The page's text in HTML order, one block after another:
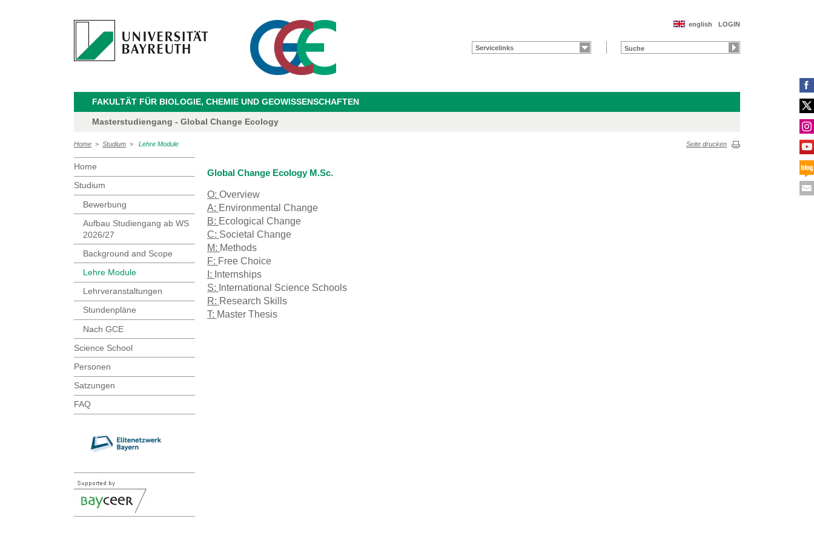
LOGIN
english
Servicelinks
FAKULTÄT FÜR BIOLOGIE, CHEMIE UND GEOWISSENSCHAFTEN
Masterstudiengang - Global Change Ecology
Home > Studium > Lehre Module Seite drucken
Home
Studium
Bewerbung
Aufbau Studiengang ab WS
2026/27
Background and Scope
Lehre Module
Lehrveranstaltungen
Stundenpläne
Nach GCE
Science School
Personen
Satzungen
FAQ
Global Change Ecology M.Sc.
O: Overview
A: Environmental Change
B: Ecological Change
C: Societal Change
M: Methods
F: Free Choice
I: Internships
S: International Science Schools
R: Research Skills
T: Master Thesis